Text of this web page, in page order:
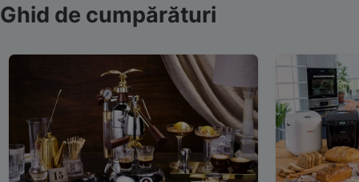
Ghid de cumpărături